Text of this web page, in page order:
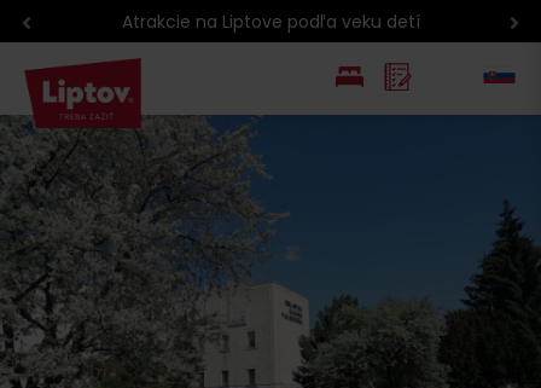
Atrakcie na Liptove podľa veku detí